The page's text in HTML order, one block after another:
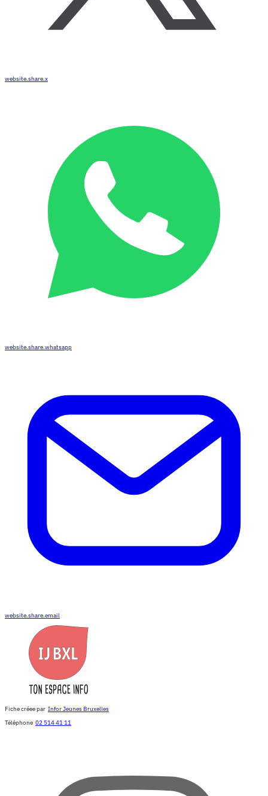
website.share.x
website.share.whatsapp
website.share.email
Fiche créee par Infor Jeunes Bruxelles
Téléphone 02 514 41 11